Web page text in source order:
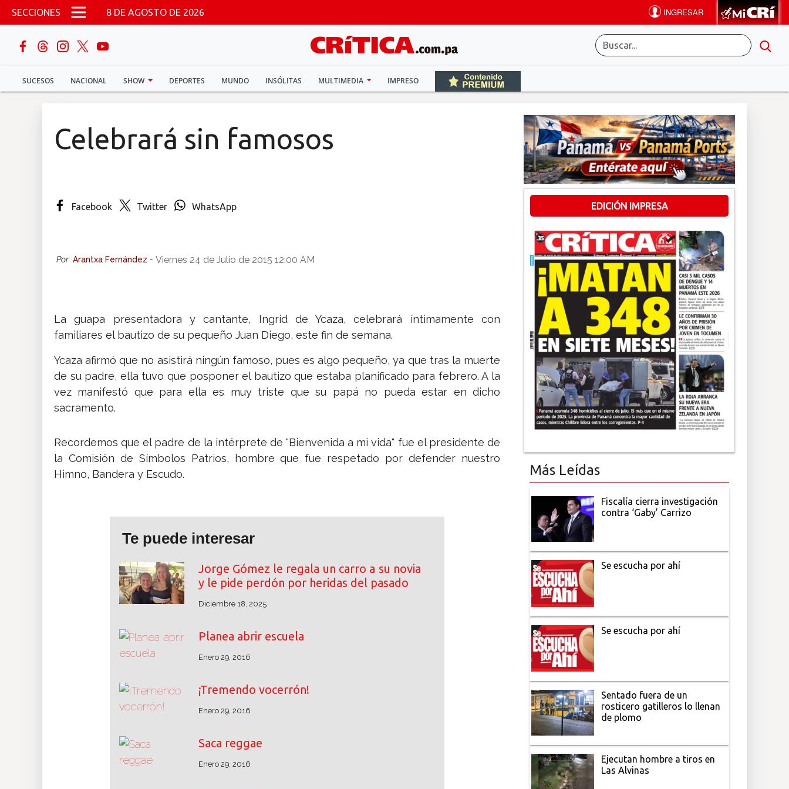
Pasar al contenido principal
SECCIONES 8 DE AGOSTO DE 2026
SUCESOS NACIONAL SHOW DEPORTES MUNDO INSÓLITAS MULTIMEDIA IMPRESO
buscar
Sucesos
Multimedia
Celebrará sin famosos
Facebook Twitter WhatsApp
Por: Arantxa Fernández - Viernes 24 de Julio de 2015 12:00 AM
La guapa presentadora y cantante, Ingrid de Ycaza, celebrará íntimamente con
familiares el bautizo de su pequeño Juan Diego, este fin de semana.
Ycaza afirmó que no asistirá ningún famoso, pues es algo pequeño, ya que tras la muerte
de su padre, ella tuvo que posponer el bautizo que estaba planificado para febrero. A la
vez manifestó que para ella es muy triste que su papá no pueda estar en dicho
sacramento.
Recordemos que el padre de la intérprete de "Bienvenida a mi vida" fue el presidente de
la Comisión de Símbolos Patrios, hombre que fue respetado por defender nuestro
Himno, Bandera y Escudo.
Te puede interesar
Jorge Gómez le regala un carro a su novia
y le pide perdón por heridas del pasado
Diciembre 18, 2025
Planea abrir escuela
Enero 29, 2016
¡Tremendo vocerrón!
Enero 29, 2016
Saca reggae
Enero 29, 2016
EDICIÓN IMPRESA
Más Leídas
Fiscalía cierra investigación
contra ‘Gaby’ Carrizo
Se escucha por ahí
Se escucha por ahí
Sentado fuera de un
rosticero gatilleros lo llenan
de plomo
Ejecutan hombre a tiros en
Las Alvinas